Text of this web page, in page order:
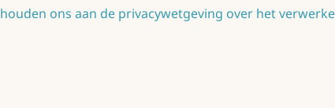
ons aan de privacywetgeving over het